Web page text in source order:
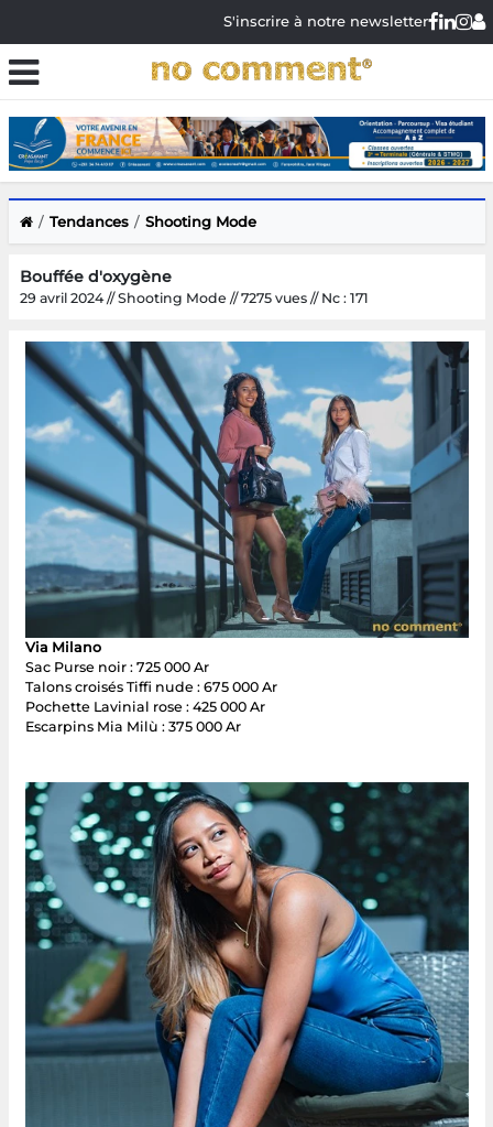
S'inscrire à notre newsletter
Tendances Shooting Mode
Bouffée d'oxygène
29 avril 2024 // Shooting Mode // 7275 vues // Nc : 171
Via Milano
Sac Purse noir : 725 000 Ar
Talons croisés Tiffi nude : 675 000 Ar
Pochette Lavinial rose : 425 000 Ar
Escarpins Mia Milù : 375 000 Ar